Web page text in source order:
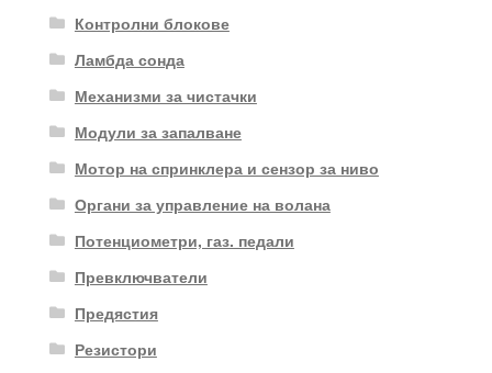
Контролни блокове
Ламбда сонда
Механизми за чистачки
Модули за запалване
Мотор на спринклера и сензор за ниво
Органи за управление на волана
Потенциометри, газ. педали
Превключватели
Предястия
Резистори